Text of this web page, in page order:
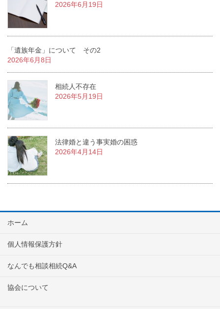
2026年6月19日
「遺族年金」について その2
2026年6月8日
相続人不存在
2026年5月19日
法律婚と違う事実婚の困惑
2026年4月14日
ホーム
個人情報保護方針
なんでも相談相続Q&A
協会について